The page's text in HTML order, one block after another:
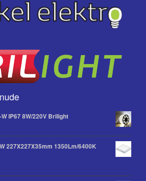
IP67 8W/220V Brilight
227X227X35mm 1350Lm/6400K